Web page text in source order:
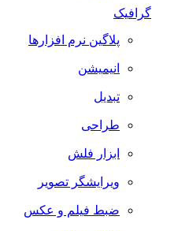
گرافیک
پلاگین نرم افزارها
انیمیشن
تبدیل
طراحی
ابزار فلش
ویرایشگر تصویر
ضبط فيلم و عكس